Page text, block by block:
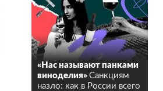
«Нас называют панками
виноделия» Санкциям
назло: как в России всего